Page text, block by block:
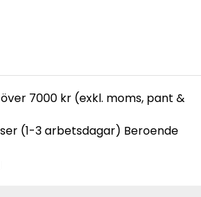
7000 kr (exkl. moms, pant &
(1-3 arbetsdagar) Beroende